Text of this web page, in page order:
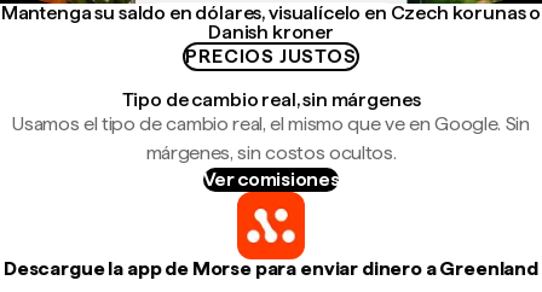
Mantenga su saldo en dólares, visualícelo en Czech korunas o
Danish kroner
PRECIOS JUSTOS
Tipo de cambio real, sin márgenes
Usamos el tipo de cambio real, el mismo que ve en Google. Sin
márgenes, sin costos ocultos.
Ver comisiones
Descargue la app de Morse para enviar dinero a Greenland